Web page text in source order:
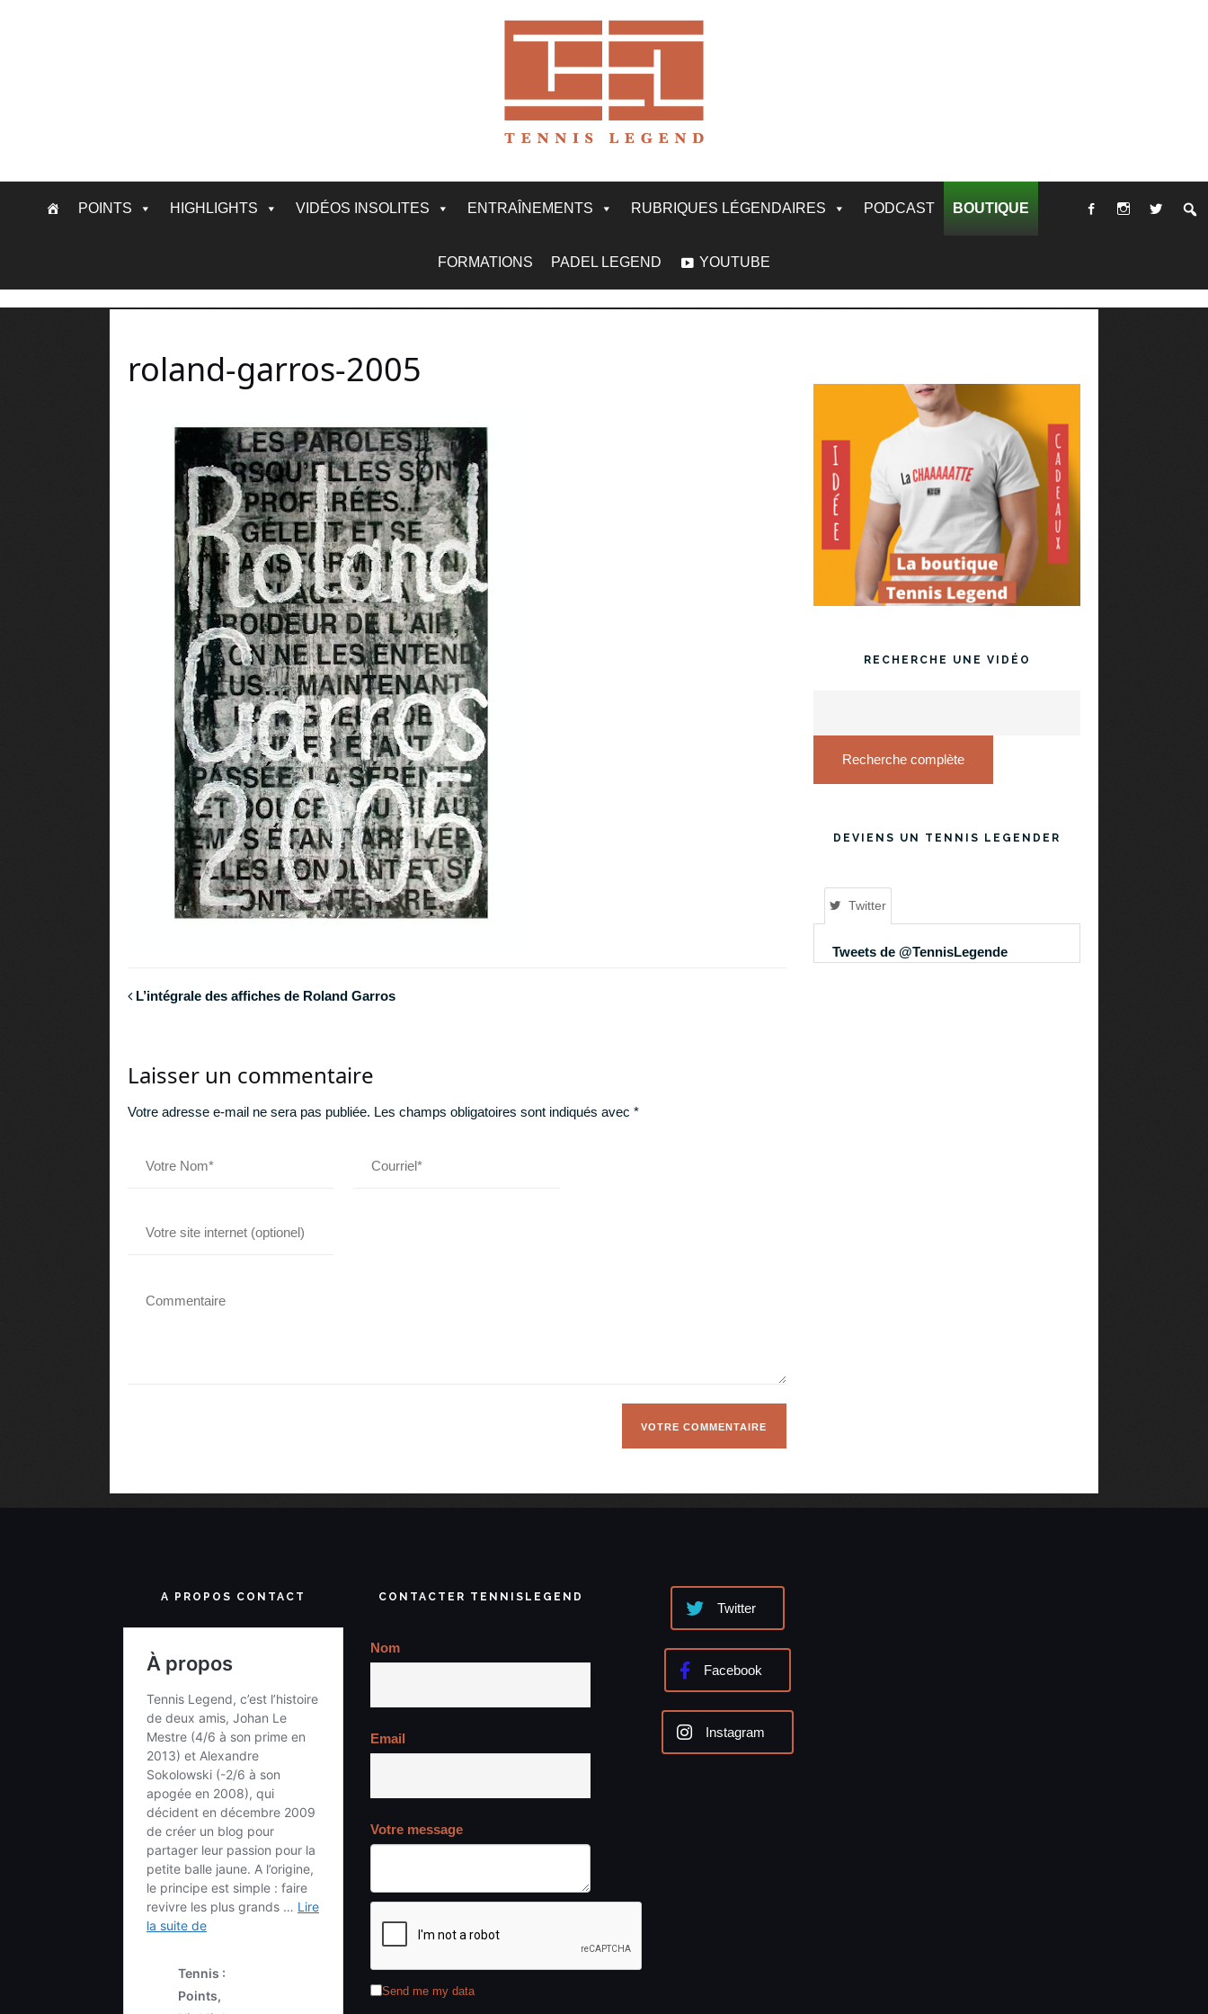
POINTS HIGHLIGHTS VIDÉOS INSOLITES ENTRAÎNEMENTS RUBRIQUES LÉGENDAIRES PODCAST BOUTIQUE
FORMATIONS PADEL LEGEND YOUTUBE
roland-garros-2005
L’intégrale des affiches de Roland Garros
Laisser un commentaire
Votre adresse e-mail ne sera pas publiée. Les champs obligatoires sont indiqués avec *
RECHERCHE UNE VIDÉO
Recherche complète
DEVIENS UN TENNIS LEGENDER
Twitter
Tweets de @TennisLegende
A PROPOS CONTACT CONTACTER TENNISLEGEND
Nom
Email
Votre message
Send me my data
Twitter
Facebook
Instagram